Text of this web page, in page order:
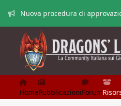
Nuova procedura di
HomePubblicazioniForum